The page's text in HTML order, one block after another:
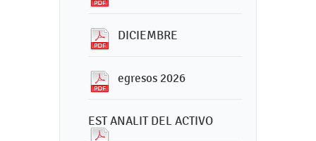
DICIEMBRE
egresos 2026
EST ANALIT DEL ACTIVO